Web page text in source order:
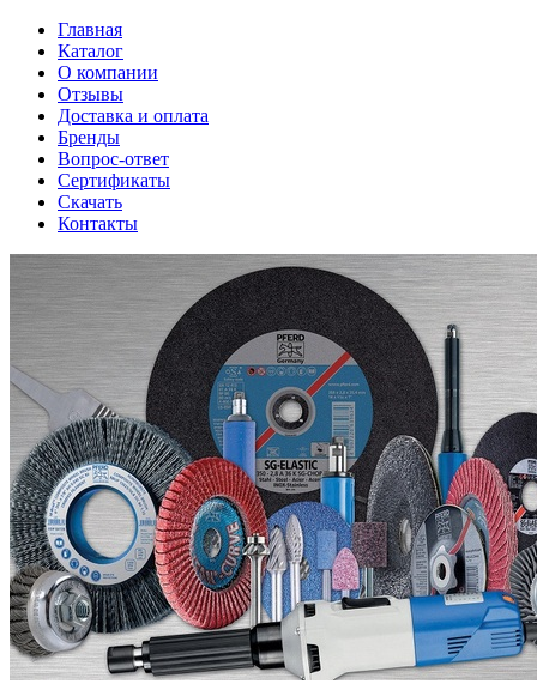
Главная
Каталог
О компании
Отзывы
Доставка и оплата
Бренды
Вопрос-ответ
Сертификаты
Скачать
Контакты